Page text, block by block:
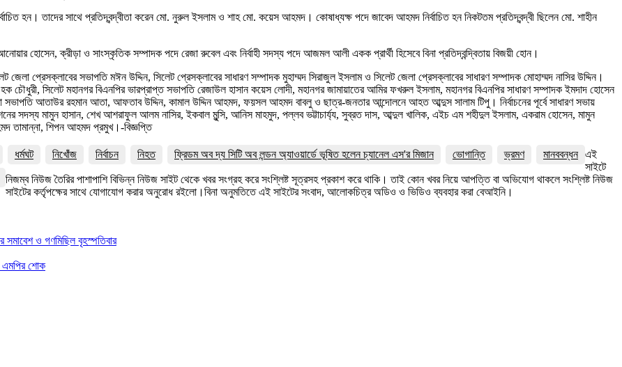
হন। তাদের সাথে প্রতিদ্বন্দ্বীতা করেন মো. নুরুল ইসলাম ও শাহ মো. কয়েস আহমদ। কোষাধ্যক্ষ পদে জাবেদ আহমদ নির্বাচিত হন নিকটতম প্রতিদ্বন্দ্বী ছিলেন মো. শাহীন
হোসেন, ক্রীড়া ও সাংস্কৃতিক সম্পাদক পদে রেজা রুবেল এবং নির্বাহী সদস্য পদে আজমল আলী একক প্রার্থী হিসেবে বিনা প্রতিদ্বন্দ্বিতায় বিজয়ী হোন।
জেলা প্রেসক্লাবের সভাপতি মঈন উদ্দিন, সিলেট প্রেসক্লাবের সাধারণ সম্পাদক মুহাম্মদ সিরাজুল ইসলাম ও সিলেট জেলা প্রেসক্লাবের সাধারণ সম্পাদক মোহাম্মদ নাসির উদ্দিন।
চৌধুরী, সিলেট মহানগর বিএনপির ভারপ্রাপ্ত সভাপতি রেজাউল হাসান কয়েস লোদী, মহানগর জামায়াতের আমির ফখরুল ইসলাম, মহানগর বিএনপির সাধারণ সম্পাদক ইমদাদ হোসেন
সভাপতি আতাউর রহমান আতা, আফতাব উদ্দিন, কামাল উদ্দিন আহমদ, ফয়সল আহমদ বাবলু ও ছাত্র-জনতার আন্দোলনে আহত আব্দুস সালাম টিপু। নির্বাচনের পূর্বে সাধারণ সভায়
সদস্য মামুন হাসান, শেখ আশরাফুল আলম নাসির, ইকবাল মুন্সি, আনিস মাহমুদ, পল্লব ভট্টাচার্য্য, সুব্রত দাস, আব্দুল খালিক, এইচ এম শহীদুল ইসলাম, একরাম হোসেন, মামুন
তামান্না, শিপন আহমদ প্রমুখ।-বিজ্ঞপ্তি
ধর্মঘট নিখোঁজ নির্বাচন নিহত ফ্রিডম অব দ্য সিটি অব লন্ডন অ্যাওয়ার্ডে ভূষিত হলেন চ্যানেল এস'র মিজান ভোগান্তি ভ্রমণ
মানববন্ধন এই
সাইটে
নিজম্ব নিউজ তৈরির পাশাপাশি বিভিন্ন নিউজ সাইট থেকে খবর সংগ্রহ করে সংশ্লিষ্ট সূত্রসহ প্রকাশ করে থাকি। তাই কোন খবর নিয়ে আপত্তি বা অভিযোগ থাকলে সংশ্লিষ্ট নিউজ
সাইটের কর্তৃপক্ষের সাথে যোগাযোগ করার অনুরোধ রইলো।বিনা অনুমতিতে এই সাইটের সংবাদ, আলোকচিত্র অডিও ও ভিডিও ব্যবহার করা বেআইনি।
সমাবেশ ও গণমিছিল বৃহস্পতিবার
এমপির শোক